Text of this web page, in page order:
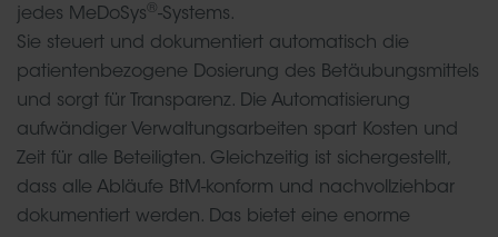
jedes MeDoSys ®-Systems.
Sie steuert und dokumentiert automatisch die
patientenbezogene Dosierung des Betäubungsmittels
und sorgt für Transparenz. Die Automatisierung
aufwändiger Verwaltungsarbeiten spart Kosten und
Zeit für alle Beteiligten. Gleichzeitig ist sichergestellt,
dass alle Abläufe BtM-konform und nachvollziehbar
dokumentiert werden. Das bietet eine enorme